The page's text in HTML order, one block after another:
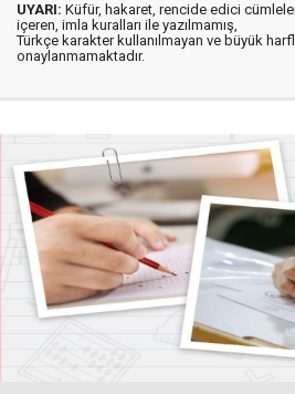
UYARI: Küfür, hakaret, rencide edici
içeren, imla kuralları ile yazılmamış,
Türkçe karakter kullanılmayan ve büyük
onaylanmamaktadır.